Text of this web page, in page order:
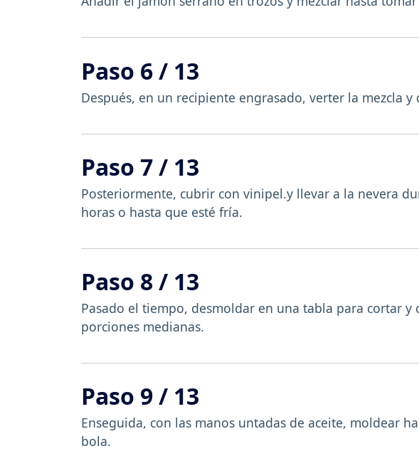
Paso 6 / 13
Después, en un recipiente engrasado, verter la mezcla
Paso 7 / 13
Posteriormente, cubrir con vinipel.y llevar a la nevera
horas o hasta que esté fría.
Paso 8 / 13
Pasado el tiempo, desmoldar en una tabla para cortar y
porciones medianas.
Paso 9 / 13
Enseguida, con las manos untadas de aceite, moldear
bola.